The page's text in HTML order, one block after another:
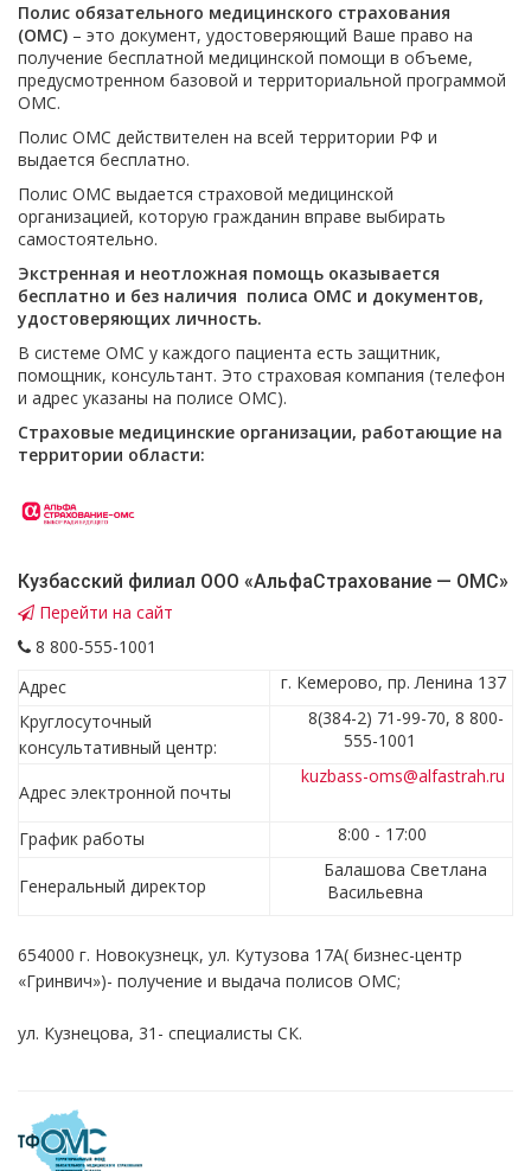
Полис обязательного медицинского страхования
(ОМС) – это документ, удостоверяющий Ваше право на
получение бесплатной медицинской помощи в объеме,
предусмотренном базовой и территориальной программой
ОМС.
Полис ОМС действителен на всей территории РФ и
выдается бесплатно.
Полис ОМС выдается страховой медицинской
организацией, которую гражданин вправе выбирать
самостоятельно.
Экстренная и неотложная помощь оказывается
бесплатно и без наличия полиса ОМС и документов,
удостоверяющих личность.
В системе ОМС у каждого пациента есть защитник,
помощник, консультант. Это страховая компания (телефон
и адрес указаны на полисе ОМС).
Страховые медицинские организации, работающие на
территории области:
Кузбасский филиал ООО «АльфаСтрахование — ОМС»
Перейти на сайт
8 800-555-1001
Адрес
г. Кемерово, пр. Ленина 137
Круглосуточный
консультативный центр:
8(384-2) 71-99-70, 8 800-
555-1001
Адрес электронной почты
kuzbass-oms@alfastrah.ru
График работы 8:00 - 17:00
Генеральный директор
Балашова Светлана
Васильевна
654000 г. Новокузнецк, ул. Кутузова 17А( бизнес-центр
«Гринвич»)- получение и выдача полисов ОМС;
ул. Кузнецова, 31- специалисты СК.